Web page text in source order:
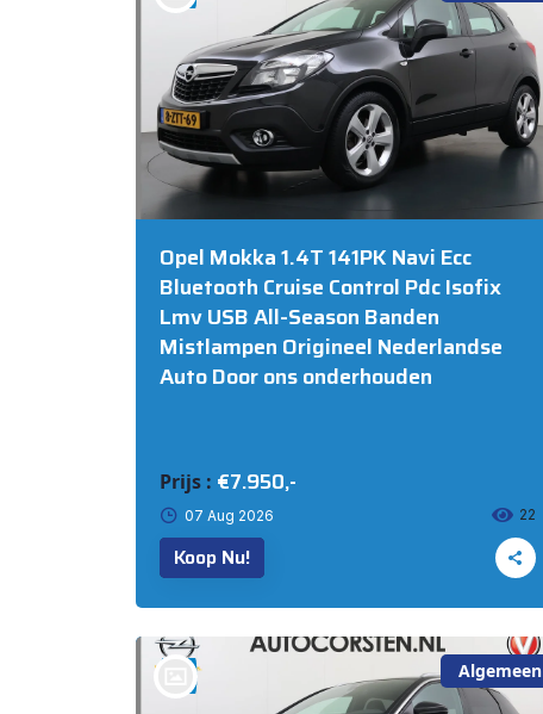
Opel Mokka 1.4T 141PK Navi Ecc
Bluetooth Cruise Control Pdc Isofix
Lmv USB All-Season Banden
Mistlampen Origineel Nederlandse
Auto Door ons onderhouden
Prijs : €7.950,-
07 Aug 2026 22
Koop Nu!
Algemeen